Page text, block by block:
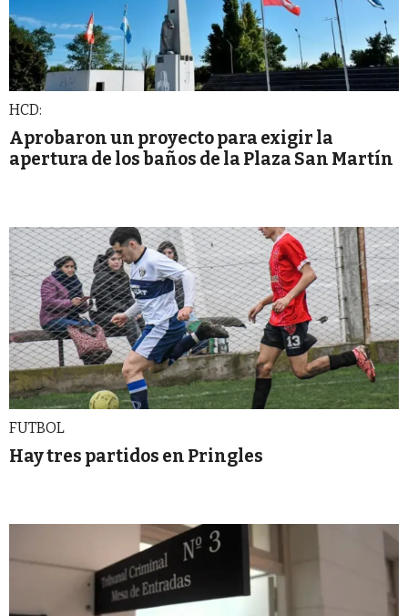
HCD:
Aprobaron un proyecto para exigir la
apertura de los baños de la Plaza San Martín
FUTBOL
Hay tres partidos en Pringles